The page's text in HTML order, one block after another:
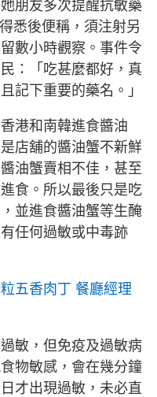
朋友多次提醒抗敏藥
悉後便稱，須注射另
數小時觀察。事件令
：「吃甚麼都好，真
記下重要的藥名。」
港和南韓進食醬油
店舖的醬油蟹不新鮮
油蟹賣相不佳，甚至
食。所以最後只是吃
並進食醬油蟹等生醃
任何過敏或中毒跡
五香肉丁 餐廳經理
敏，但免疫及過敏病
物敏感，會在幾分鐘
才出現過敏，未必直